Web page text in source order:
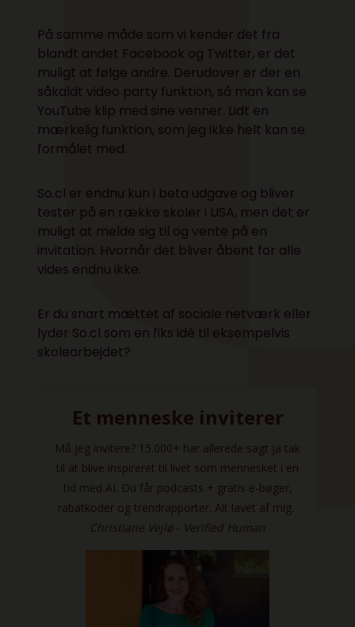
På samme måde som vi kender det fra
blandt andet Facebook og Twitter, er det
muligt at følge andre. Derudover er der en
såkaldt video party funktion, så man kan se
YouTube klip med sine venner. Lidt en
mærkelig funktion, som jeg ikke helt kan se
formålet med.
So.cl er endnu kun i beta udgave og bliver
tester på en række skoler i USA, men det er
muligt at melde sig til og vente på en
invitation. Hvornår det bliver åbent for alle
vides endnu ikke.
Er du snart mættet af sociale netværk eller
lyder So.cl som en fiks idé til eksempelvis
skolearbejdet?